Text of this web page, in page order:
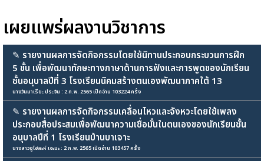
เผยแพร่ผลงานวิชาการ
✎ รายงานผลการจัดกิจกรรมโดยใช้นิทานประกอบกระบวนการฝึก
5 ขั้น เพื่อพัฒนาทักษะทางภาษาด้านการฟังและการพูดของนักเรียน
ชั้นอนุบาลปีที่ 3 โรงเรียนนิคมสร้างตนเองพัฒนาภาคใต้ 13
นางวันมาเรียะ ประจัน : 2 ก.พ. 2565 เปิดอ่าน 103224 ครั้ง
✎ รายงานผลการจัดกิจกรรมเคลื่อนไหวและจังหวะโดยใช้เพลง
ประกอบสื่อประสมเพื่อพัฒนาความเชื่อมั่นในตนเองของนักเรียนชั้น
อนุบาลปีที่ 1 โรงเรียนบ้านบาเจาะ
นางสาวซูไฮละห์ เจะมะ : 2 ก.พ. 2565 เปิดอ่าน 103457 ครั้ง